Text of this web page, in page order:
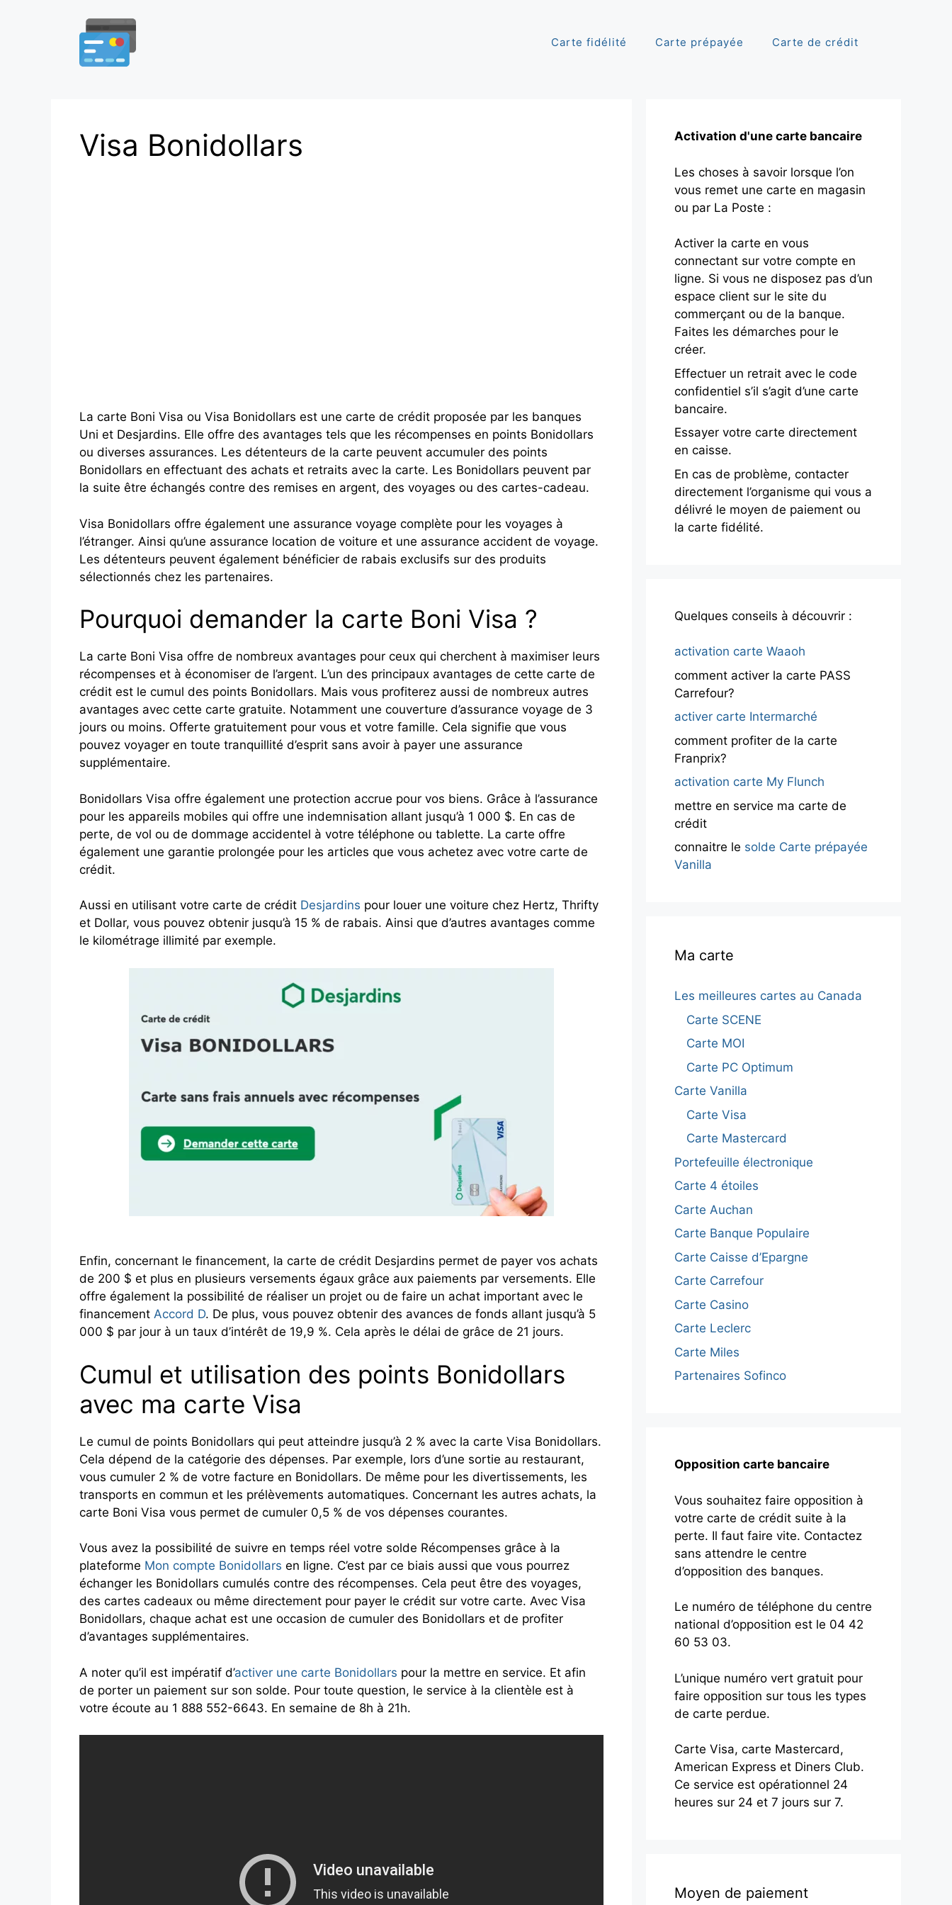
Carte fidélité Carte prépayée Carte de crédit
Visa Bonidollars
La carte Boni Visa ou Visa Bonidollars est une carte de crédit proposée par les banques
Uni et Desjardins. Elle offre des avantages tels que les récompenses en points Bonidollars
ou diverses assurances. Les détenteurs de la carte peuvent accumuler des points
Bonidollars en effectuant des achats et retraits avec la carte. Les Bonidollars peuvent par
la suite être échangés contre des remises en argent, des voyages ou des cartes-cadeau.
Visa Bonidollars offre également une assurance voyage complète pour les voyages à
l’étranger. Ainsi qu’une assurance location de voiture et une assurance accident de voyage.
Les détenteurs peuvent également bénéficier de rabais exclusifs sur des produits
sélectionnés chez les partenaires.
Pourquoi demander la carte Boni Visa ?
La carte Boni Visa offre de nombreux avantages pour ceux qui cherchent à maximiser leurs
récompenses et à économiser de l’argent. L’un des principaux avantages de cette carte de
crédit est le cumul des points Bonidollars. Mais vous profiterez aussi de nombreux autres
avantages avec cette carte gratuite. Notamment une couverture d’assurance voyage de 3
jours ou moins. Offerte gratuitement pour vous et votre famille. Cela signifie que vous
pouvez voyager en toute tranquillité d’esprit sans avoir à payer une assurance
supplémentaire.
Bonidollars Visa offre également une protection accrue pour vos biens. Grâce à l’assurance
pour les appareils mobiles qui offre une indemnisation allant jusqu’à 1 000 $. En cas de
perte, de vol ou de dommage accidentel à votre téléphone ou tablette. La carte offre
également une garantie prolongée pour les articles que vous achetez avec votre carte de
crédit.
Aussi en utilisant votre carte de crédit Desjardins pour louer une voiture chez Hertz, Thrifty
et Dollar, vous pouvez obtenir jusqu’à 15 % de rabais. Ainsi que d’autres avantages comme
le kilométrage illimité par exemple.
Enfin, concernant le financement, la carte de crédit Desjardins permet de payer vos achats
de 200 $ et plus en plusieurs versements égaux grâce aux paiements par versements. Elle
offre également la possibilité de réaliser un projet ou de faire un achat important avec le
financement Accord D. De plus, vous pouvez obtenir des avances de fonds allant jusqu’à 5
000 $ par jour à un taux d’intérêt de 19,9 %. Cela après le délai de grâce de 21 jours.
Cumul et utilisation des points Bonidollars
avec ma carte Visa
Le cumul de points Bonidollars qui peut atteindre jusqu’à 2 % avec la carte Visa Bonidollars.
Cela dépend de la catégorie des dépenses. Par exemple, lors d’une sortie au restaurant,
vous cumuler 2 % de votre facture en Bonidollars. De même pour les divertissements, les
transports en commun et les prélèvements automatiques. Concernant les autres achats, la
carte Boni Visa vous permet de cumuler 0,5 % de vos dépenses courantes.
Vous avez la possibilité de suivre en temps réel votre solde Récompenses grâce à la
plateforme Mon compte Bonidollars en ligne. C’est par ce biais aussi que vous pourrez
échanger les Bonidollars cumulés contre des récompenses. Cela peut être des voyages,
des cartes cadeaux ou même directement pour payer le crédit sur votre carte. Avec Visa
Bonidollars, chaque achat est une occasion de cumuler des Bonidollars et de profiter
d’avantages supplémentaires.
A noter qu’il est impératif d’activer une carte Bonidollars pour la mettre en service. Et afin
de porter un paiement sur son solde. Pour toute question, le service à la clientèle est à
votre écoute au 1 888 552-6643. En semaine de 8h à 21h.
Activation d'une carte bancaire
Les choses à savoir lorsque l’on
vous remet une carte en magasin
ou par La Poste :
Activer la carte en vous
connectant sur votre compte en
ligne. Si vous ne disposez pas d’un
espace client sur le site du
commerçant ou de la banque.
Faites les démarches pour le
créer.
Effectuer un retrait avec le code
confidentiel s’il s’agit d’une carte
bancaire.
Essayer votre carte directement
en caisse.
En cas de problème, contacter
directement l’organisme qui vous a
délivré le moyen de paiement ou
la carte fidélité.
Quelques conseils à découvrir :
activation carte Waaoh
comment activer la carte PASS
Carrefour?
activer carte Intermarché
comment profiter de la carte
Franprix?
activation carte My Flunch
mettre en service ma carte de
crédit
connaitre le solde Carte prépayée
Vanilla
Ma carte
Les meilleures cartes au Canada
Carte SCENE
Carte MOI
Carte PC Optimum
Carte Vanilla
Carte Visa
Carte Mastercard
Portefeuille électronique
Carte 4 étoiles
Carte Auchan
Carte Banque Populaire
Carte Caisse d’Epargne
Carte Carrefour
Carte Casino
Carte Leclerc
Carte Miles
Partenaires Sofinco
Opposition carte bancaire
Vous souhaitez faire opposition à
votre carte de crédit suite à la
perte. Il faut faire vite. Contactez
sans attendre le centre
d’opposition des banques.
Le numéro de téléphone du centre
national d’opposition est le 04 42
60 53 03.
L’unique numéro vert gratuit pour
faire opposition sur tous les types
de carte perdue.
Carte Visa, carte Mastercard,
American Express et Diners Club.
Ce service est opérationnel 24
heures sur 24 et 7 jours sur 7.
Moyen de paiement